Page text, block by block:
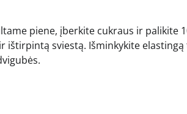
piene, įberkite cukraus ir palikite
ištirpintą sviestą. Išminkykite